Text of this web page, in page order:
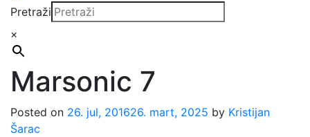
Pretraži
×
Marsonic 7
Posted on 26. jul, 201626. mart, 2025 by Kristijan
Šarac